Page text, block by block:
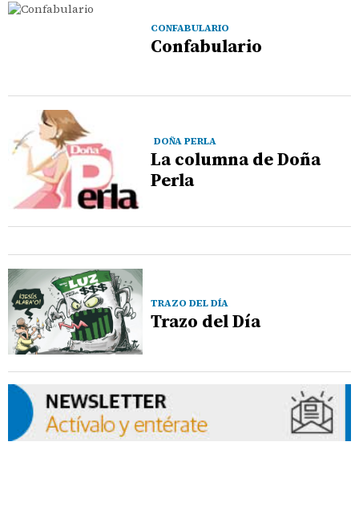
CONFABULARIO
Confabulario
DOÑA PERLA
La columna de Doña
Perla
TRAZO DEL DÍA
Trazo del Día